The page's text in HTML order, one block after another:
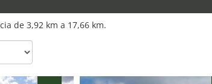
de 3,92 km a 17,66 km.